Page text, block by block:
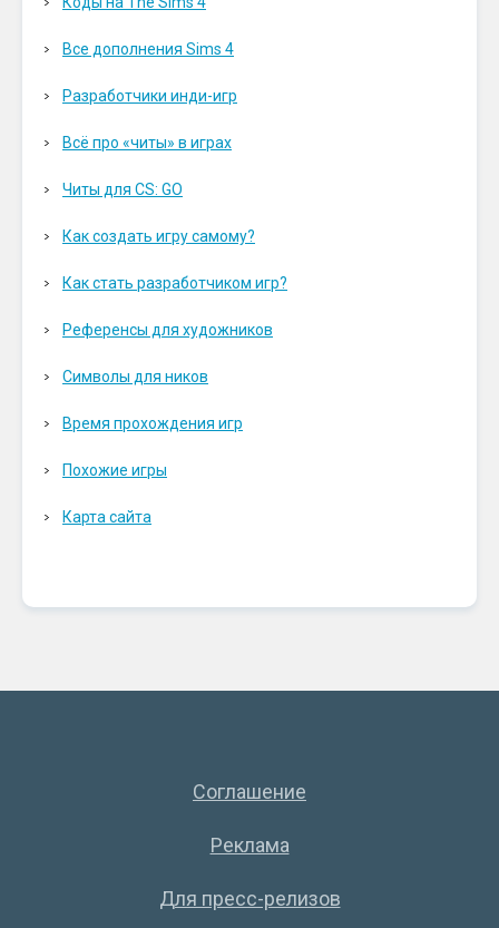
Все дополнения Sims 4
Разработчики инди-игр
Всё про «читы» в играх
Читы для CS: GO
Как создать игру самому?
Как стать разработчиком игр?
Референсы для художников
Символы для ников
Время прохождения игр
Похожие игры
Карта сайта
Соглашение
Реклама
Для пресс-релизов